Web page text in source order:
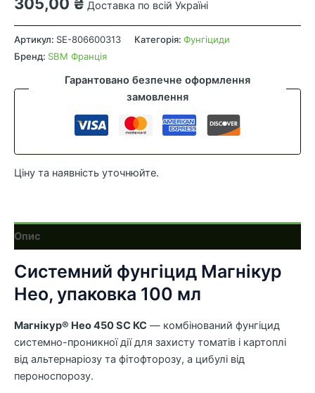
305,00 ₴ Доставка по всій Україні
Фунгіцид
Магнікур
Нео,
мл
Артикул: SE-806600313 Категорія: Фунгіциди
Бренд: SBM Франція
Гарантовано безпечне оформлення
замовлення
Ціну та наявність уточнюйте.
Опис
Системний фунгіцид Магнікур
Нео, упаковка 100 мл
Магнікур® Нео 450 SC КС — комбінований фунгіцид
системно-проникної дії для захисту томатів і картоплі
від альтернаріозу та фітофторозу, а цибулі від
пероноспорозу.